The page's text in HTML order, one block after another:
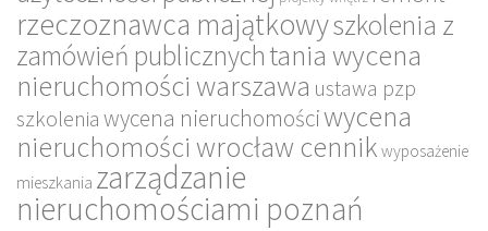
rzeczoznawca majątkowyszkolenia z
zamówień publicznychtania wycena
nieruchomości warszawa ustawa pzp
szkolenia wycena nieruchomościwycena
nieruchomości wrocław cennik wyposażenie
mieszkania zarządzanie
nieruchomościami poznań